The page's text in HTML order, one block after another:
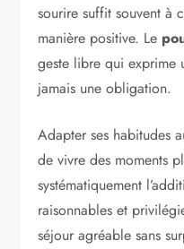
sourire suffit souvent à
manière positive. Le
geste libre qui exprime
jamais une obligation.
Adapter ses habitudes
de vivre des moments
systématiquement
raisonnables et
séjour agréable sans